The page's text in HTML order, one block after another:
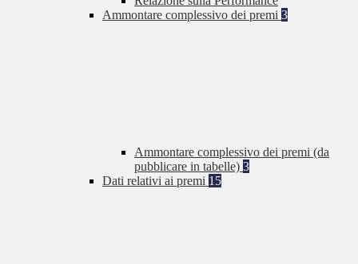
Ammontare complessivo dei premi 3
Ammontare complessivo dei premi (da
pubblicare in tabelle) 3
Dati relativi ai premi 15